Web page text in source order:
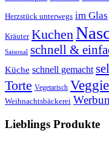
Herzstück unterwegs im Glas
Kräuter Kuchen
Saisonal schnell &
Küche schnell gemacht
Torte Vegetarisch Veggie
Weihnachtsbäckerei
Lieblings Produkte